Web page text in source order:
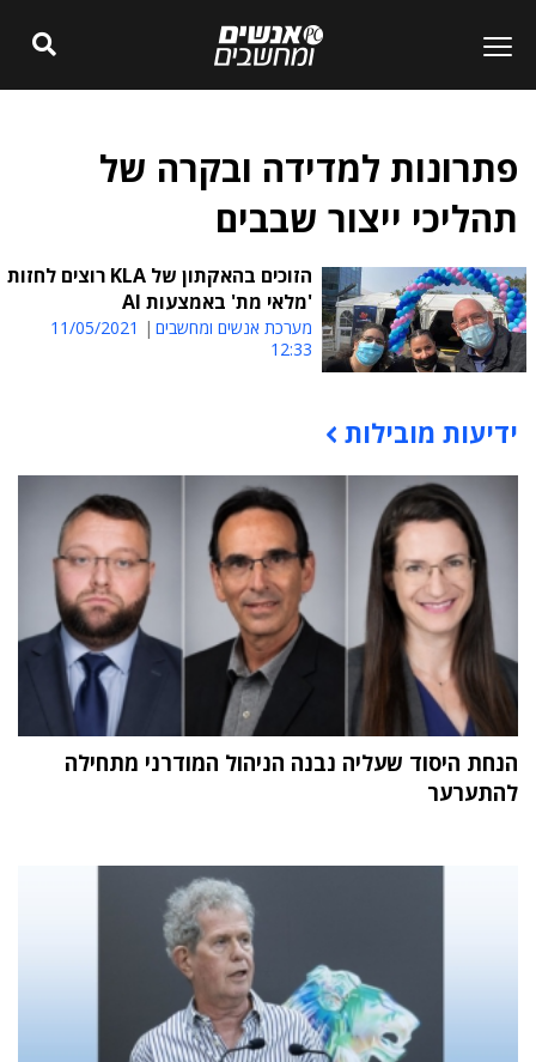
פתרונות למדידה ובקרה של
תהליכי ייצור שבבים
הזוכים בהאקתון של KLA רוצים לחזות
'מלאי מת' באמצעות AI
מערכת אנשים ומחשבים
11/05/2021
12:33
תוכן פרסומי
ידיעות מובילות
הנחת היסוד שעליה נבנה הניהול המודרני מתחילה
להתערער